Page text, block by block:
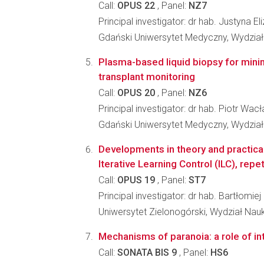
Call: OPUS 22 , Panel: NZ7
Principal investigator: dr hab. Justyna
Gdański Uniwersytet Medyczny,
Plasma-based liquid biopsy for
transplant monitoring
Call: OPUS 20 , Panel: NZ6
Principal investigator: dr hab. Piotr
Gdański Uniwersytet Medyczny,
Developments in theory and
Iterative Learning Control (ILC),
Call: OPUS 19 , Panel: ST7
Principal investigator: dr hab.
Uniwersytet Zielonogórski, Wydział
Mechanisms of paranoia: a role of
Call: SONATA BIS 9 , Panel: HS6